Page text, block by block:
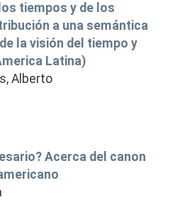
tiempos y de los
a una semántica
la visión del tiempo y
Latina)
Alberto
Acerca del canon